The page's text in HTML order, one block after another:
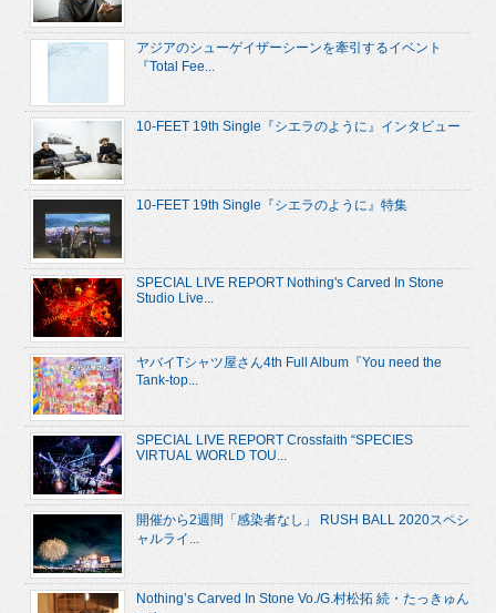
アジアのシューゲイザーシーンを牽引するイベント
『Total Fee...
10-FEET 19th Single『シエラのように』インタビュー
10-FEET 19th Single『シエラのように』特集
SPECIAL LIVE REPORT Nothing's Carved In Stone
Studio Live...
ヤバイTシャツ屋さん4th Full Album『You need the
Tank-top...
SPECIAL LIVE REPORT Crossfaith “SPECIES
VIRTUAL WORLD TOU...
開催から2週間「感染者なし」 RUSH BALL 2020スペシ
ャルライ...
Nothing’s Carved In Stone Vo./G.村松拓 続・たっきゅん